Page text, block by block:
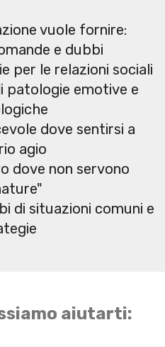
vuole fornire:
e dubbi
per le relazioni sociali
patologie emotive e
dove sentirsi a
agio
dove non servono
di situazioni comuni e
aiutarti: